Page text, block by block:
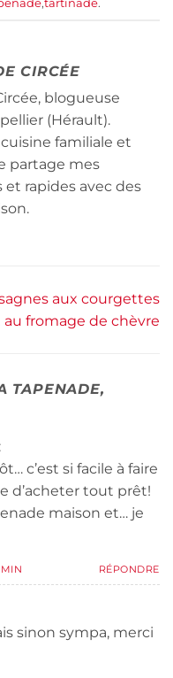
,tartinade.
CIRCÉE
blogueuse
(Hérault).
familiale et
partage mes
et rapides avec des
aux courgettes
au fromage de chèvre
TAPENADE,
c’est si facile à faire
d’acheter tout prêt!
maison et… je
RÉPONDRE
sinon sympa, merci